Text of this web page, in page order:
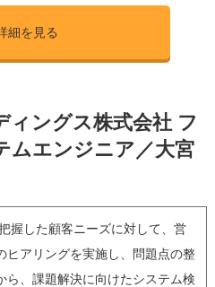
細を見る
ィングス株式会社 フ
ムエンジニア／大宮
握した顧客ニーズに対して、営
ヒアリングを実施し、問題点の整
ら、課題解決に向けたシステム検